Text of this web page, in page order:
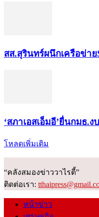
สส.สุรินทร์ผนึกเครือข่า
‘สภาเอสเอ็มอี’ยื่นกมธ.
โหลดเพิ่มเติม
“คลังสมองข่าววาไรตี้”
ติดต่อเรา:
หน้าข่าว